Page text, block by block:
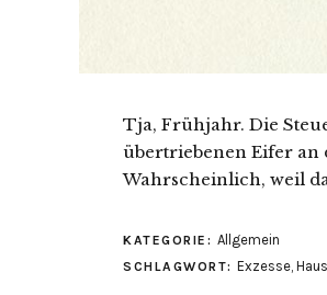
Tja, Frühjahr. Die
übertriebenen Eifer an
Wahrscheinlich, weil
KATEGORIE: Allgemein
SCHLAGWORT: Exzesse